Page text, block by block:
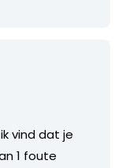
vind dat je
1 foute